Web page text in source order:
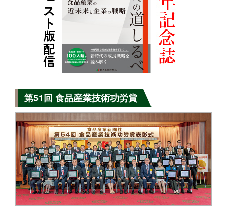
第51回 食品産業技術功労賞